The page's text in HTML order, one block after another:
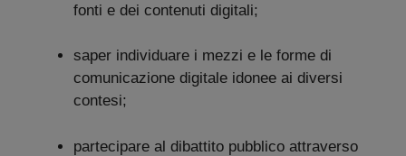
fonti e dei contenuti digitali;
saper individuare i mezzi e le forme di
comunicazione digitale idonee ai diversi
contesi;
partecipare al dibattito pubblico attraverso